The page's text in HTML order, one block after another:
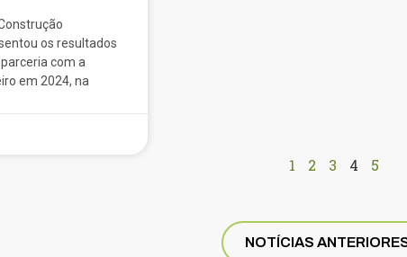
os resultados
com a
em 2024, na
1 2 3 4 5
NOTÍCIAS